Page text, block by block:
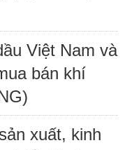
Việt Nam và
bán khí
xuất, kinh